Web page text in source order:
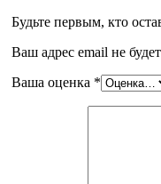
Будьте первым, кто
Ваш адрес email не
Ваша оценка *